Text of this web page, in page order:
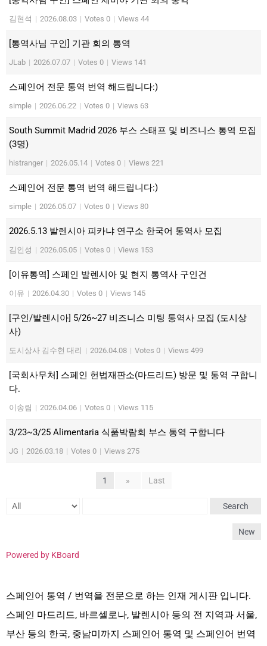
김현석 | 2026.08.03 | Votes 0 | Views 44
[통역사님 구인] 기관 회의 통역
JLab | 2026.07.07 | Votes 0 | Views 141
스페인어 전문 통역 번역 해드립니다:)
simple | 2026.06.22 | Votes 0 | Views 63
South Summit Madrid 2026 부스 스태프 및 비즈니스 통역 모집
(3명)
histranger | 2026.05.14 | Votes 0 | Views 221
스페인어 전문 통역 번역 해드립니다:)
simple | 2026.05.07 | Votes 0 | Views 80
2026.5.13 발렌시아 피카냐 연구소 한국어 통역사 모집
김인성 | 2026.05.05 | Votes 0 | Views 153
[이유통역] 스페인 발렌시아 및 현지 통역사 구인건
이유 | 2026.04.30 | Votes 0 | Views 145
[구인/발렌시아] 5/26~27 비즈니스 미팅 통역사 모집 (도시상
사)
도시상사 김수현 대리 | 2026.04.08 | Votes 0 | Views 499
[국회사무처] 스페인 헌법재판소(마드리드) 방문 및 통역 구합니
다.
이송림 | 2026.04.06 | Votes 0 | Views 115
3/23~3/25 Alimentaria 식품박람회 부스 통역 구합니다
JG | 2026.03.18 | Votes 0 | Views 275
1 » Last
Search
New
Powered by KBoard
스페인어 통역 / 번역을 전문으로 하는 인재 게시판 입니다.
스페인 마드리드, 바르셀로나, 발렌시아 등의 전 지역과 서울,
부산 등의 한국, 중남미까지 스페인어 통역 및 스페인어 번역